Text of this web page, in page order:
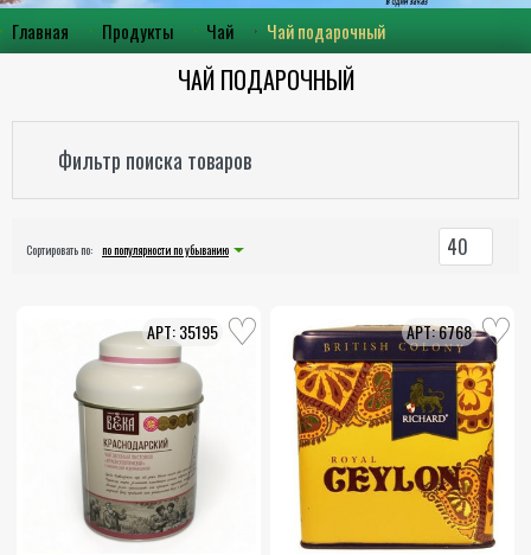
Главная Продукты Чай Чай подарочный
ЧАЙ ПОДАРОЧНЫЙ
Фильтр поиска товаров
Сортировать по: по популярности по убыванию 40
35195 6768